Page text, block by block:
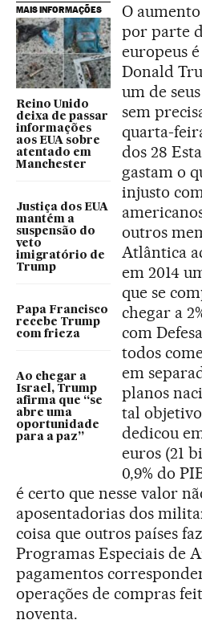
MAIS INFORMAÇÕES
Reino Unido
deixa de passar
informações
aos EUA sobre
atentado em
Manchester
Justiça dos EUA
mantém a
suspensão do
veto
imigratório de
Trump
Papa Francisco
recebe Trump
com frieza
Ao chegar a
Israel, Trump
afirma que “se
abre uma
oportunidade
para a paz”
O
por parte
europeus
Donald
um de
sem
quarta-
dos 28
gastam o
injusto
outros
Atlântica
em 2014
que se
chegar a
com
todos
em
planos
tal
dedicou
euros (21
0,9% do
é certo que nesse valor
aposentadorias dos
coisa que outros países
Programas Especiais de
pagamentos
operações de compras
noventa.